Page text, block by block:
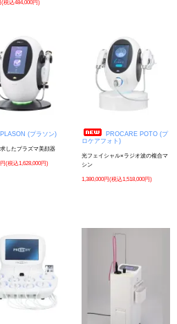
(税込484,000円)
PLASON (プラソン)
したプラズマ美顔器
(税込1,628,000円)
PROCARE POTO (プ
ロケアフォト)
光フェイシャル×ラジオ波の複合マ
シン
1,380,000円(税込1,518,000円)